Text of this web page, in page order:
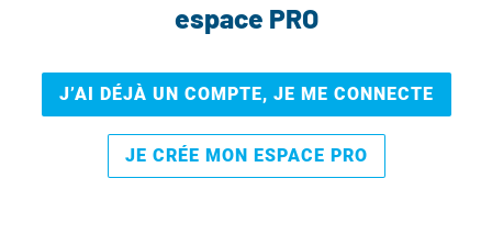
espace PRO
J’AI DÉJÀ UN COMPTE, JE ME CONNECTE
JE CRÉE MON ESPACE PRO